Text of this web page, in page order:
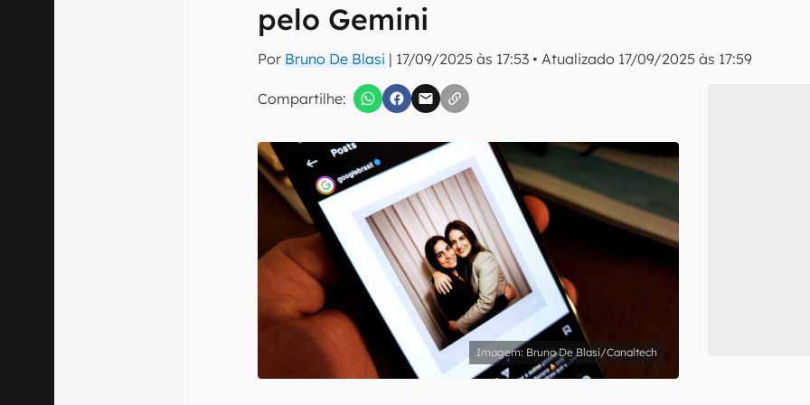
pelo Gemini
Por Bruno De Blasi | 17/09/2025 às 17:53 •Atualizado 17/09/2025 às 17:59
Compartilhe:
E-mail
Confirmo que li, aceito e concordo com os Termos de Uso e Política de Privacidade do
Bruno De Blasi/Canaltech